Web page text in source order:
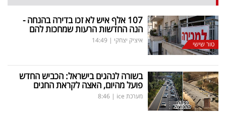
טור שישי
107 אלף איש לא זכו בדירה בהנחה -
הנה החדשות הרעות שמחכות להם
איציק יצחקי |
14:49
בשורה לנהגים בישראל: הכביש החדש
פועל מהיום, האצה לקראת החגים
מערכת ice |
8:46